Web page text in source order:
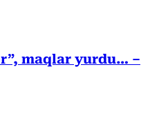
maqlar yurdu… –